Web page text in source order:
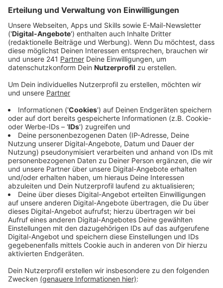
Anzeige
Nach langem Überlegen haben die Leverkusener
Grünen eine Antwort darauf gefunden: Sie geben keine
Wahlempfehlung ab. Nach Gesprächen mit den
Kandidaten sei man zu dem Entschluss gekommen: für
In vielen Punkten liege man näher an Amtsinhaber
Richrath, sein Herausforderer Hebbel stehe für einen
Neuanfang. Die Grünen rufen aber ausdrücklich dazu
auf, überhaupt wählen zu gehen.
Auch viele andere Parteien bei uns in der Stadt haben
sich mit ausdrücklichen Wahlempfehlungen
zurückgehalten. Nur die FDP hat sich klar auf die Seite
von Hebbel gestellt. Die Parents for Future rufen zu
einer Wahl des amtierenden Oberbürgermeisters
Richrath auf. Bei ihm sehe man am ehesten die Chance,
dass er in den nächsten Jahren einen sozial gerechten
Anzeige